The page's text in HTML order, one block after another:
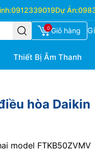
0912339019Dự Án:
0 Giỏ hàng
Thiết Bị Âm Thanh
hòa Daikin
model FTKB50ZVMV